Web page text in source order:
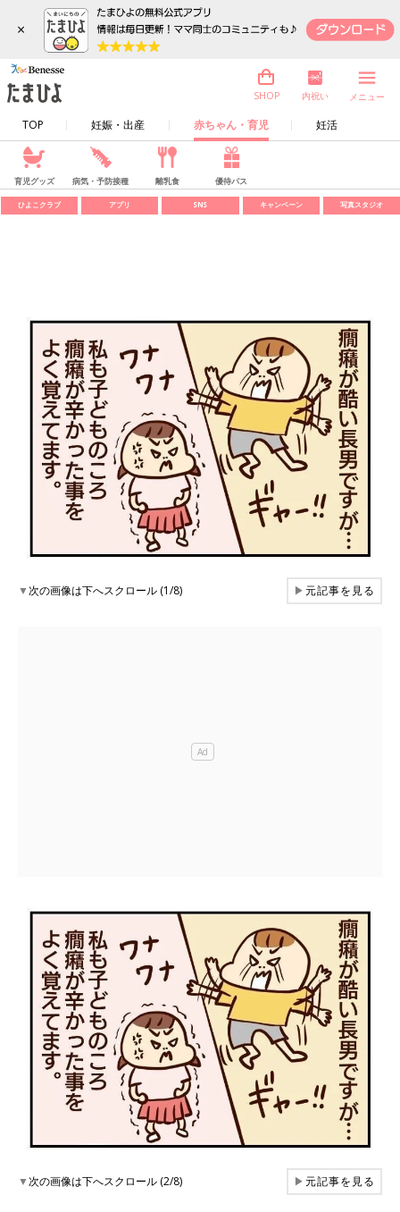
×
TOP 妊娠・出産 赤ちゃん・育児 妊活
SHOP 内祝い メニュー
育児グッズ 病気・予防接種 離乳食 優待パス
ひよこクラブ アプリ SNS キャンペーン 写真スタジオ
▼次の画像は下へスクロール (1/8) ▶元記事を見る
▼次の画像は下へスクロール (2/8) ▶元記事を見る